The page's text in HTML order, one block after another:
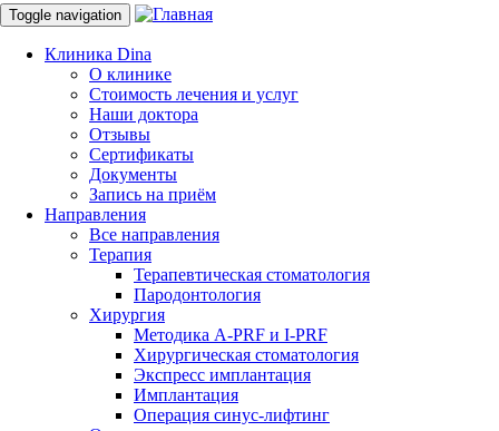
Toggle navigation
Клиника Dina
О клинике
Стоимость лечения и услуг
Наши доктора
Отзывы
Сертификаты
Документы
Запись на приём
Направления
Все направления
Терапия
Терапевтическая стоматология
Пародонтология
Хирургия
Методика A-PRF и I-PRF
Хирургическая стоматология
Экспресс имплантация
Имплантация
Операция синус-лифтинг
Услуги клиники Dina
Терапевтическая стоматология клиники Dina в
Симферополе предполагает все виды диагностики и
лечения зубов
Направления